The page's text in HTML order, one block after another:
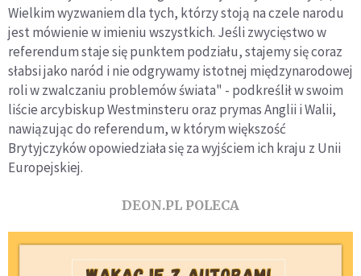
Wielkim wyzwaniem dla tych, którzy stoją na czele narodu
jest mówienie w imieniu wszystkich. Jeśli zwycięstwo w
referendum staje się punktem podziału, stajemy się coraz
słabsi jako naród i nie odgrywamy istotnej międzynarodowej
roli w zwalczaniu problemów świata" - podkreślił w swoim
liście arcybiskup Westminsteru oraz prymas Anglii i Walii,
nawiązując do referendum, w którym większość
Brytyjczyków opowiedziała się za wyjściem ich kraju z Unii
Europejskiej.
DEON.PL POLECA